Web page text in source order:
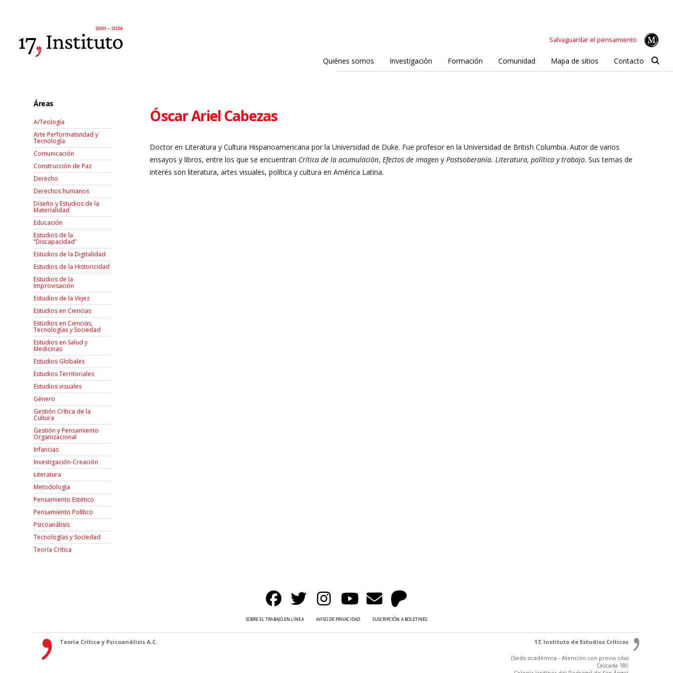
Salvaguardar el pensamiento
Quiénes somos Investigación Formación Comunidad Mapa de sitios Contacto
Óscar Ariel Cabezas
Doctor en Literatura y Cultura Hispanoamericana por la Universidad de Duke. Fue profesor en la Universidad de British Columbia. Autor de varios
ensayos y libros, entre los que se encuentran Crítica de la acumulación,Efectos de imagen yPostsoberanía. Literatura, política y trabajo. Sus temas de
interés son literatura, artes visuales, política y cultura en América Latina.
Áreas
A/Teología
Arte Performatividad y
Tecnología
Comunicación
Construcción de Paz
Derecho
Derechos humanos
Diseño y Estudios de la
Materialidad
Educación
Estudios de la
“Discapacidad”
Estudios de la Digitalidad
Estudios de la Historicidad
Estudios de la
Improvisación
Estudios de la Vejez
Estudios en Ciencias
Estudios en Ciencias,
Tecnologías y Sociedad
Estudios en Salud y
Medicinas
Estudios Globales
Estudios Territoriales
Estudios visuales
Género
Gestión Crítica de la
Cultura
Gestión y Pensamiento
Organizacional
Infancias
Investigación-Creación
Łiteratura
Metodología
Pensamiento Estético
Pensamiento Político
Psicoanálisis
Tecnologías y Sociedad
Teoría Crítica
SOBRE EL TRABAJO EN LÍNEA AVISO DE PRIVACIDAD SUSCRIPCIÓN A BOLETINES
Teoría Crítica y Psicoanálisis A.C. 17, Instituto de Estudios Críticos
(Sede académica - Atención con previa cita)
Cascada 180